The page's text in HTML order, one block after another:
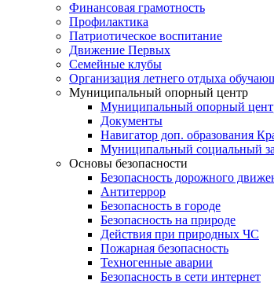
Финансовая грамотность
Профилактика
Патриотическое воспитание
Движение Первых
Семейные клубы
Организация летнего отдыха
Муниципальный опорный центр
Муниципальный опорный центр
Документы
Навигатор доп. образования
Муниципальный социальный
Основы безопасности
Безопасность дорожного
Антитеррор
Безопасность в городе
Безопасность на природе
Действия при природных ЧС
Пожарная безопасность
Техногенные аварии
Безопасность в сети интернет